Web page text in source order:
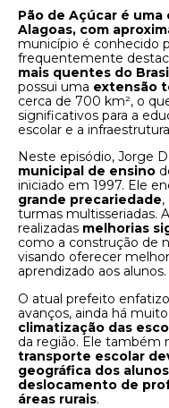
Pão de Açúcar é
Alagoas, com
município é conhecido
frequentemente
mais quentes do
possui uma extensão
cerca de 700 km², o
significativos para a
escolar e a
Neste episódio, Jorge
municipal de ensino
iniciado em 1997. Ele
grande precariedade
turmas multisseriadas.
realizadas melhorias
como a construção de
visando oferecer
aprendizado aos alunos.
O atual prefeito
avanços, ainda há
climatização das
da região. Ele também
transporte escolar
geográfica dos alunos
deslocamento de
áreas rurais.